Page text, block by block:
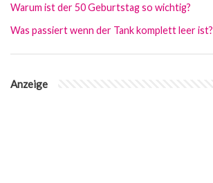
Warum ist der 50 Geburtstag so wichtig?
Was passiert wenn der Tank komplett leer ist?
Anzeige